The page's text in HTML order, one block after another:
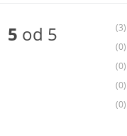
5 od 5
(3)
(0)
(0)
(0)
(0)